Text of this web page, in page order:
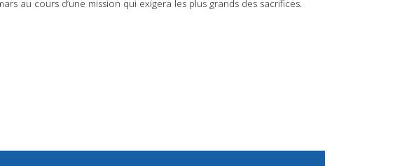
au cours d’une mission qui exigera les plus grands des sacrifices.